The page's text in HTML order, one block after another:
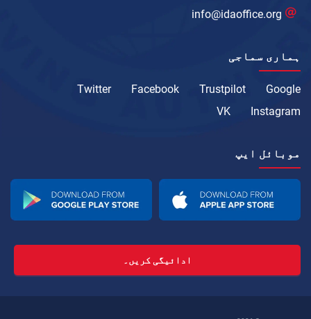
info@idaoffice.org
ہماری سماجی
Google
Trustpilot
Facebook
Twitter
Instagram
VK
موبائل ایپ
ادائیگی کریں۔